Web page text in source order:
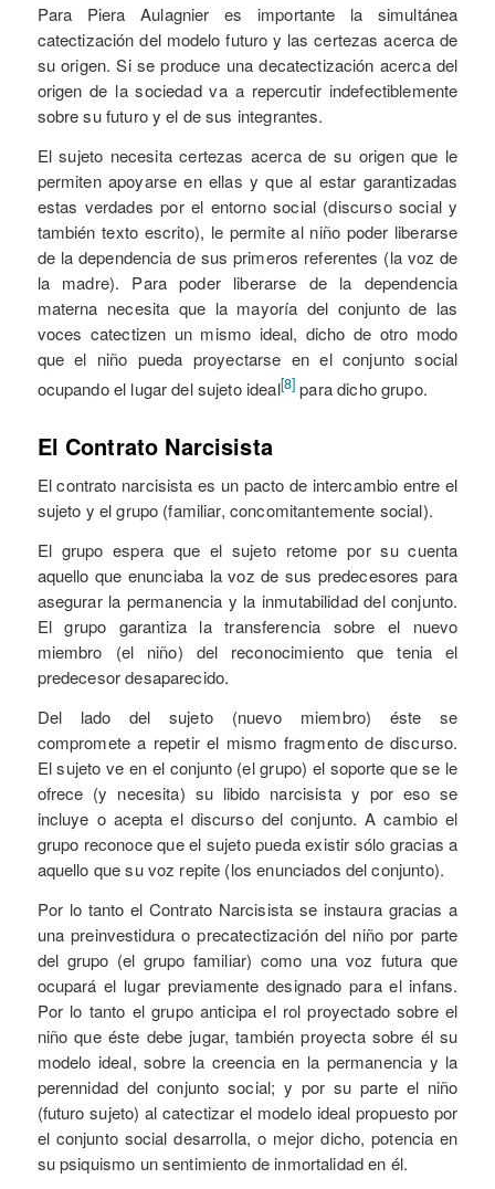
Para Piera Aulagnier es importante la simultánea
catectización del modelo futuro y las certezas acerca de
su origen. Si se produce una decatectización acerca del
origen de la sociedad va a repercutir indefectiblemente
sobre su futuro y el de sus integrantes.
El sujeto necesita certezas acerca de su origen que le
permiten apoyarse en ellas y que al estar garantizadas
estas verdades por el entorno social (discurso social y
también texto escrito), le permite al niño poder liberarse
de la dependencia de sus primeros referentes (la voz de
la madre). Para poder liberarse de la dependencia
materna necesita que la mayoría del conjunto de las
voces catectizen un mismo ideal, dicho de otro modo
que el niño pueda proyectarse en el conjunto social
ocupando el lugar del sujeto ideal[8] para dicho grupo.
El Contrato Narcisista
El contrato narcisista es un pacto de intercambio entre el
sujeto y el grupo (familiar, concomitantemente social).
El grupo espera que el sujeto retome por su cuenta
aquello que enunciaba la voz de sus predecesores para
asegurar la permanencia y la inmutabilidad del conjunto.
El grupo garantiza la transferencia sobre el nuevo
miembro (el niño) del reconocimiento que tenia el
predecesor desaparecido.
Del lado del sujeto (nuevo miembro) éste se
compromete a repetir el mismo fragmento de discurso.
El sujeto ve en el conjunto (el grupo) el soporte que se le
ofrece (y necesita) su libido narcisista y por eso se
incluye o acepta el discurso del conjunto. A cambio el
grupo reconoce que el sujeto pueda existir sólo gracias a
aquello que su voz repite (los enunciados del conjunto).
Por lo tanto el Contrato Narcisista se instaura gracias a
una preinvestidura o precatectización del niño por parte
del grupo (el grupo familiar) como una voz futura que
ocupará el lugar previamente designado para el infans.
Por lo tanto el grupo anticipa el rol proyectado sobre el
niño que éste debe jugar, también proyecta sobre él su
modelo ideal, sobre la creencia en la permanencia y la
perennidad del conjunto social; y por su parte el niño
(futuro sujeto) al catectizar el modelo ideal propuesto por
el conjunto social desarrolla, o mejor dicho, potencia en
su psiquismo un sentimiento de inmortalidad en él.